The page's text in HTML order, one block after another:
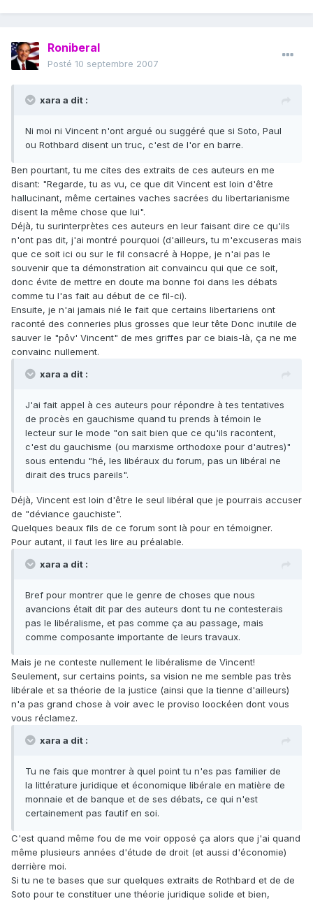
Roniberal
Posté 10 septembre 2007
xara a dit :
Ni moi ni Vincent n'ont argué ou suggéré que si Soto, Paul
ou Rothbard disent un truc, c'est de l'or en barre.
Ben pourtant, tu me cites des extraits de ces auteurs en me
disant: "Regarde, tu as vu, ce que dit Vincent est loin d'être
hallucinant, même certaines vaches sacrées du libertarianisme
disent la même chose que lui".
Déjà, tu surinterprètes ces auteurs en leur faisant dire ce qu'ils
n'ont pas dit, j'ai montré pourquoi (d'ailleurs, tu m'excuseras mais
que ce soit ici ou sur le fil consacré à Hoppe, je n'ai pas le
souvenir que ta démonstration ait convaincu qui que ce soit,
donc évite de mettre en doute ma bonne foi dans les débats
comme tu l'as fait au début de ce fil-ci).
Ensuite, je n'ai jamais nié le fait que certains libertariens ont
raconté des conneries plus grosses que leur tête Donc inutile de
sauver le "pôv' Vincent" de mes griffes par ce biais-là, ça ne me
convainc nullement.
xara a dit :
J'ai fait appel à ces auteurs pour répondre à tes tentatives
de procès en gauchisme quand tu prends à témoin le
lecteur sur le mode "on sait bien que ce qu'ils racontent,
c'est du gauchisme (ou marxisme orthodoxe pour d'autres)"
sous entendu "hé, les libéraux du forum, pas un libéral ne
dirait des trucs pareils".
Déjà, Vincent est loin d'être le seul libéral que je pourrais accuser
de "déviance gauchiste".
Quelques beaux fils de ce forum sont là pour en témoigner.
Pour autant, il faut les lire au préalable.
xara a dit :
Bref pour montrer que le genre de choses que nous
avancions était dit par des auteurs dont tu ne contesterais
pas le libéralisme, et pas comme ça au passage, mais
comme composante importante de leurs travaux.
Mais je ne conteste nullement le libéralisme de Vincent!
Seulement, sur certains points, sa vision ne me semble pas très
libérale et sa théorie de la justice (ainsi que la tienne d'ailleurs)
n'a pas grand chose à voir avec le proviso loockéen dont vous
vous réclamez.
xara a dit :
Tu ne fais que montrer à quel point tu n'es pas familier de
la littérature juridique et économique libérale en matière de
monnaie et de banque et de ses débats, ce qui n'est
certainement pas fautif en soi.
C'est quand même fou de me voir opposé ça alors que j'ai quand
même plusieurs années d'étude de droit (et aussi d'économie)
derrière moi.
Si tu ne te bases que sur quelques extraits de Rothbard et de de
Soto pour te constituer une théorie juridique solide et bien,